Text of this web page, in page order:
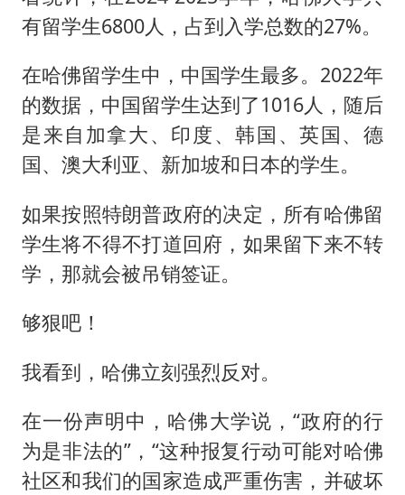
有留学生6800人，占到入学总数的27%。
在哈佛留学生中，中国学生最多。2022年
的数据，中国留学生达到了1016人，随后
是来自加拿大、印度、韩国、英国、德
国、澳大利亚、新加坡和日本的学生。
如果按照特朗普政府的决定，所有哈佛留
学生将不得不打道回府，如果留下来不转
学，那就会被吊销签证。
够狠吧！
我看到，哈佛立刻强烈反对。
在一份声明中，哈佛大学说，“政府的行
为是非法的”，“这种报复行动可能对哈佛
社区和我们的国家造成严重伤害，并破坏